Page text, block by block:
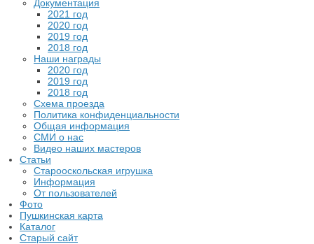
Документация
2021 год
2020 год
2019 год
2018 год
Наши награды
2020 год
2019 год
2018 год
Схема проезда
Политика конфиденциальности
Общая информация
СМИ о нас
Видео наших мастеров
Статьи
Старооскольская игрушка
Информация
От пользователей
Фото
Пушкинская карта
Каталог
Старый сайт